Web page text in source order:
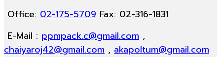
Office: 02-175-5709 Fax: 02-316-1831
E-Mail : ppmpack.c@gmail.com ,
chaiyaroj42@gmail.com , akapoltum@gmail.com